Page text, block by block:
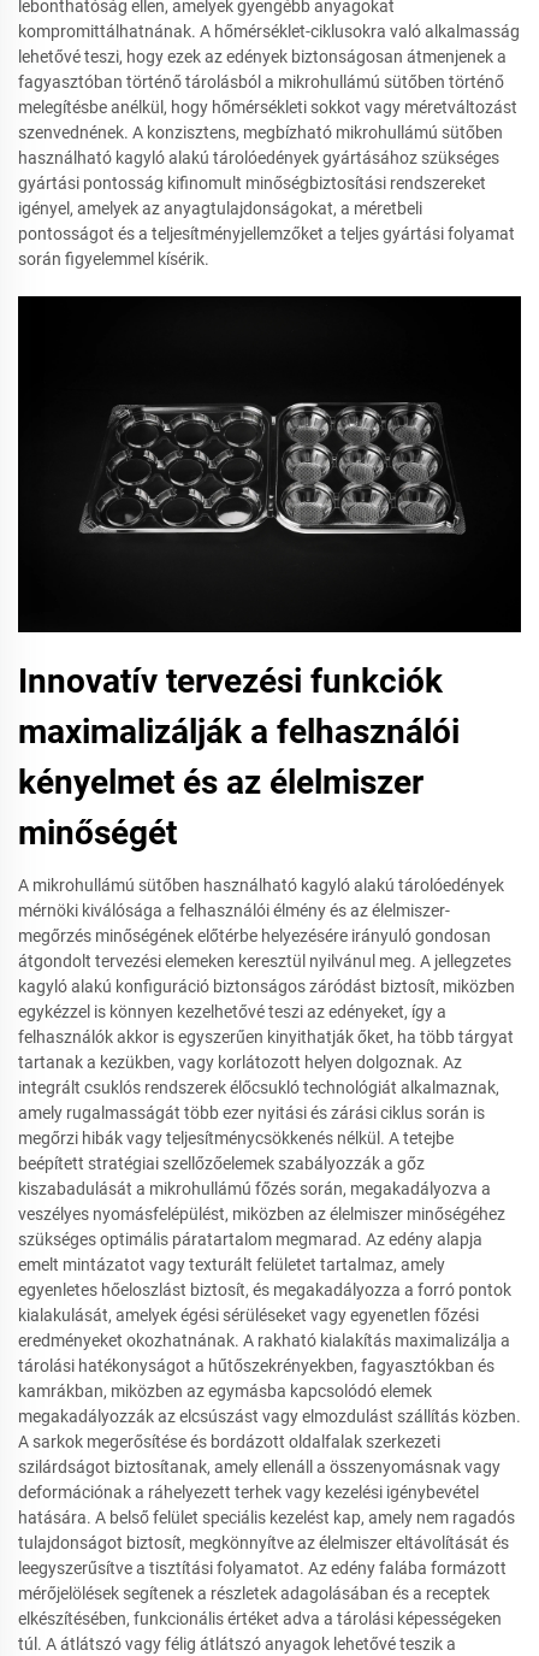
lebonthatóság ellen, amelyek gyengébb anyagokat
kompromittálhatnának. A hőmérséklet-ciklusokra való alkalmasság
lehetővé teszi, hogy ezek az edények biztonságosan átmenjenek a
fagyasztóban történő tárolásból a mikrohullámú sütőben történő
melegítésbe anélkül, hogy hőmérsékleti sokkot vagy méretváltozást
szenvednének. A konzisztens, megbízható mikrohullámú sütőben
használható kagyló alakú tárolóedények gyártásához szükséges
gyártási pontosság kifinomult minőségbiztosítási rendszereket
igényel, amelyek az anyagtulajdonságokat, a méretbeli
pontosságot és a teljesítményjellemzőket a teljes gyártási folyamat
során figyelemmel kísérik.
Innovatív tervezési funkciók
maximalizálják a felhasználói
kényelmet és az élelmiszer
minőségét
A mikrohullámú sütőben használható kagyló alakú tárolóedények
mérnöki kiválósága a felhasználói élmény és az élelmiszer-
megőrzés minőségének előtérbe helyezésére irányuló gondosan
átgondolt tervezési elemeken keresztül nyilvánul meg. A jellegzetes
kagyló alakú konfiguráció biztonságos záródást biztosít, miközben
egykézzel is könnyen kezelhetővé teszi az edényeket, így a
felhasználók akkor is egyszerűen kinyithatják őket, ha több tárgyat
tartanak a kezükben, vagy korlátozott helyen dolgoznak. Az
integrált csuklós rendszerek élőcsukló technológiát alkalmaznak,
amely rugalmasságát több ezer nyitási és zárási ciklus során is
megőrzi hibák vagy teljesítménycsökkenés nélkül. A tetejbe
beépített stratégiai szellőzőelemek szabályozzák a gőz
kiszabadulását a mikrohullámú főzés során, megakadályozva a
veszélyes nyomásfelépülést, miközben az élelmiszer minőségéhez
szükséges optimális páratartalom megmarad. Az edény alapja
emelt mintázatot vagy texturált felületet tartalmaz, amely
egyenletes hőeloszlást biztosít, és megakadályozza a forró pontok
kialakulását, amelyek égési sérüléseket vagy egyenetlen főzési
eredményeket okozhatnának. A rakható kialakítás maximalizálja a
tárolási hatékonyságot a hűtőszekrényekben, fagyasztókban és
kamrákban, miközben az egymásba kapcsolódó elemek
megakadályozzák az elcsúszást vagy elmozdulást szállítás közben.
A sarkok megerősítése és bordázott oldalfalak szerkezeti
szilárdságot biztosítanak, amely ellenáll a összenyomásnak vagy
deformációnak a ráhelyezett terhek vagy kezelési igénybevétel
hatására. A belső felület speciális kezelést kap, amely nem ragadós
tulajdonságot biztosít, megkönnyítve az élelmiszer eltávolítását és
leegyszerűsítve a tisztítási folyamatot. Az edény falába formázott
mérőjelölések segítenek a részletek adagolásában és a receptek
elkészítésében, funkcionális értéket adva a tárolási képességeken
túl. A átlátszó vagy félig átlátszó anyagok lehetővé teszik a